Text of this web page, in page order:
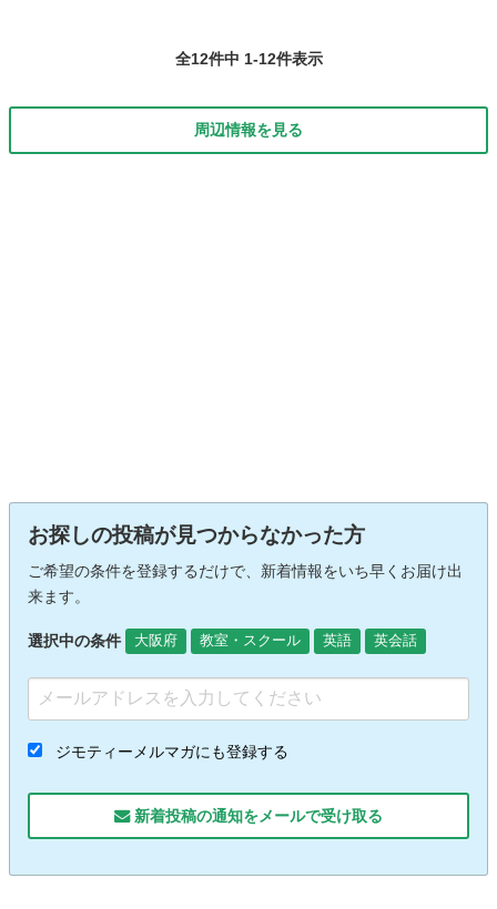
全12件中 1-12件表示
周辺情報を見る
お探しの投稿が見つからなかった方
ご希望の条件を登録するだけで、新着情報をいち早くお届け出
来ます。
選択中の条件 大阪府 教室・スクール 英語 英会話
ジモティーメルマガにも登録する
新着投稿の通知をメールで受け取る